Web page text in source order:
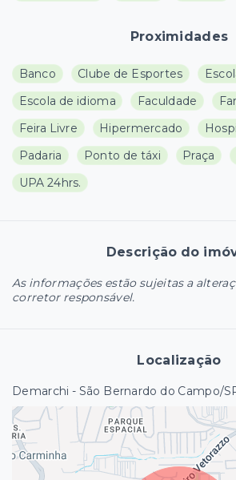
Proximidades
Banco Clube de Esportes
Escola de idioma
Faculdade
Feira Livre
Hipermercado
Padaria
Ponto de táxi Praça
UPA 24hrs.
Descrição do
As informações estão sujeitas a
corretor responsável.
Localização
Demarchi - São Bernardo do Campo/